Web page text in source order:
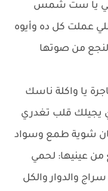
يا ست شمس
عملت كل ده وأيوه
من صوتها
يا واكلة ناسك
يجيلك قلب تغدري
شوية طمع وسواد
عينيها: لحمي
والدوار والكل